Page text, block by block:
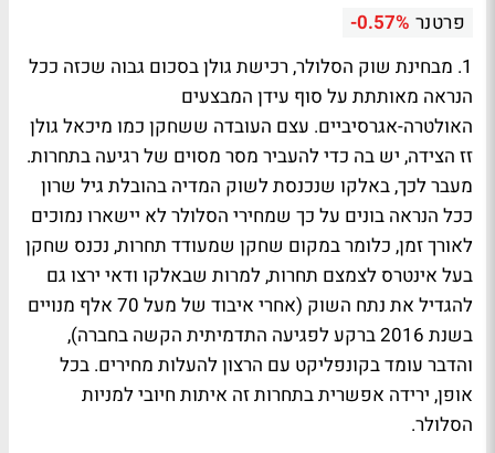
פרטנר -0.57%
1. מבחינת שוק הסלולר, רכישת גולן בסכום גבוה שכזה ככל
הנראה מאותתת על סוף עידן המבצעים
האולטרה-אגרסיביים. עצם העובדה ששחקן כמו מיכאל גולן
זז הצידה, יש בה כדי להעביר מסר מסוים של רגיעה בתחרות.
מעבר לכך, באלקו שנכנסת לשוק המדיה בהובלת גיל שרון
ככל הנראה בונים על כך שמחירי הסלולר לא יישארו נמוכים
לאורך זמן, כלומר במקום שחקן שמעודד תחרות, נכנס שחקן
בעל אינטרס לצמצם תחרות, למרות שבאלקו ודאי ירצו גם
להגדיל את נתח השוק (אחרי איבוד של מעל 70 אלף מנויים
בשנת 2016 ברקע לפגיעה התדמיתית הקשה בחברה),
והדבר עומד בקונפליקט עם הרצון להעלות מחירים. בכל
אופן, ירידה אפשרית בתחרות זה איתות חיובי למניות
הסלולר.